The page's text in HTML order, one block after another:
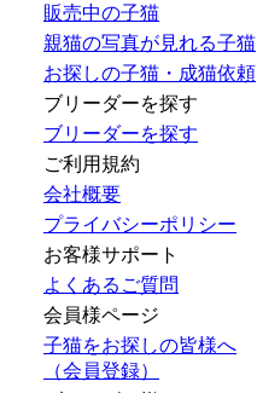
販売中の子猫
親猫の写真が見れる子猫
お探しの子猫・成猫依頼
ブリーダーを探す
ブリーダーを探す
ご利用規約
会社概要
プライバシーポリシー
お客様サポート
よくあるご質問
会員様ページ
子猫をお探しの皆様へ
（会員登録）